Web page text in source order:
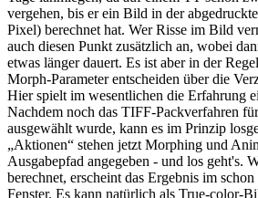
vergehen, bis er ein Bild in der
Pixel) berechnet hat. Wer Risse im Bild
auch diesen Punkt zusätzlich an, wobei
etwas länger dauert. Es ist aber in der
Morph-Parameter entscheiden über die
Hier spielt im wesentlichen die Erfahrung
Nachdem noch das TIFF-Packverfahren
ausgewählt wurde, kann es im Prinzip
„Aktionen“ stehen jetzt Morphing und
Ausgabepfad angegeben - und los geht's.
berechnet, erscheint das Ergebnis im
Fenster. Es kann natürlich als True-color-